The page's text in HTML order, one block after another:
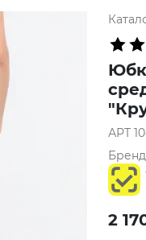
АРТ
Бренд
2